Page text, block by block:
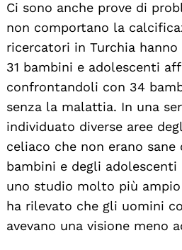
Ci sono anche prove di
non comportano la
ricercatori in Turchia
31 bambini e adolescenti
confrontandoli con 34
senza la malattia. In una
individuato diverse aree
celiaco che non erano sane
bambini e degli adolescenti
uno studio molto più
ha rilevato che gli uomini
avevano una visione meno
Search
For: